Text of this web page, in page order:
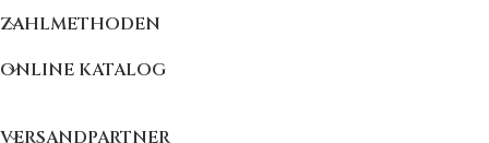
ZAHLMETHODEN
ONLINE KATALOG
VERSANDPARTNER